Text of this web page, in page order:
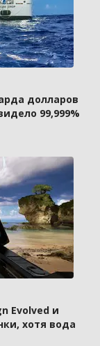
долларов
99,999%
Evolved и
хотя вода